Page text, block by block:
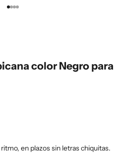
Ir al artículo 1
Ir al artículo 2
Ir al artículo 3
Ir al artículo 4
color Negro para